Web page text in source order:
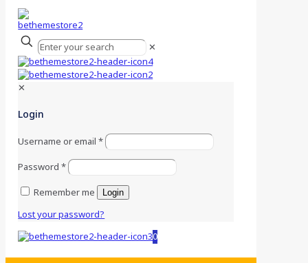
✕
✕
Login
Username or email*
Password*
Remember me
Login
Lost your password?
0